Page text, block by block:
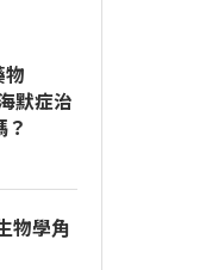
默症治
物學角